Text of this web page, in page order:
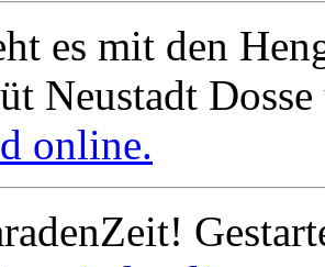
es mit den
Neustadt
online.